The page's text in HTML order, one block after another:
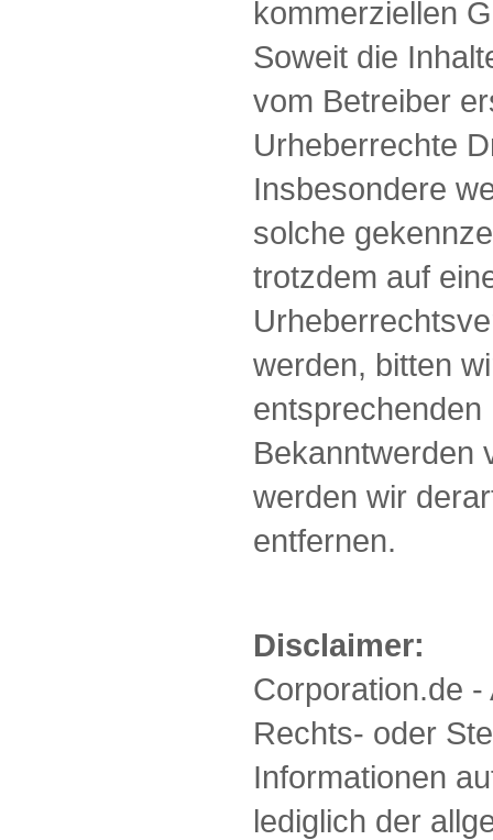
kommerziellen
Soweit die
vom Betreiber
Urheberrechte
Insbesondere
solche
trotzdem auf
werden, bitten
entsprechenden
Bekanntwerden
werden wir
entfernen.
Disclaimer:
Corporation.de -
Rechts- oder
Informationen
lediglich der